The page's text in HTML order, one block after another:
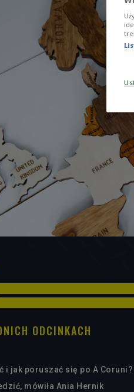
ODCINKACH
i jak poruszać się po A
mówiła Ania Hernik